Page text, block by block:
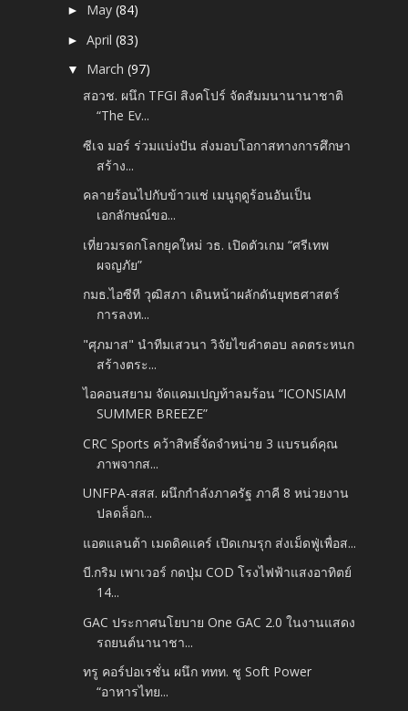
► May(84)
►April(83)
▼ March(97)
สอวช. ผนึก TFGI สิงคโปร์ จัดสัมมนานานาชาติ
“The Ev...
ซีเจ มอร์ ร่วมแบ่งปัน ส่งมอบโอกาสทางการศึกษา
สร้าง...
คลายร้อนไปกับข้าวแช่ เมนูฤดูร้อนอันเป็น
เอกลักษณ์ขอ...
เที่ยวมรดกโลกยุคใหม่ วธ. เปิดตัวเกม “ศรีเทพ
ผจญภัย”
กมธ.ไอซีที วุฒิสภา เดินหน้าผลักดันยุทธศาสตร์
การลงท...
"ศุภมาส" นำทีมเสวนา วิจัยไขคำตอบ ลดตระหนก
สร้างตระ...
ไอคอนสยาม จัดแคมเปญท้าลมร้อน “ICONSIAM
SUMMER BREEZE”
CRC Sports คว้าสิทธิ์จัดจำหน่าย 3 แบรนด์คุณ
ภาพจากส...
UNFPA-สสส. ผนึกกำลังภาครัฐ ภาคี 8 หน่วยงาน
ปลดล็อก...
แอตแลนต้า เมดดิคแคร์ เปิดเกมรุก​ ส่งเม็ดฟู่เพื่อส...
บี.กริม เพาเวอร์ กดปุ่ม COD โรงไฟฟ้าแสงอาทิตย์
14...
GAC ประกาศนโยบาย One GAC 2.0 ในงานแสดง
รถยนต์นานาชา...
ทรู คอร์ปอเรชั่น ผนึก ททท. ชู Soft Power
“อาหารไทย...